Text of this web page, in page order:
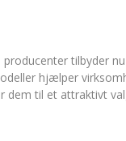
tilbyder nu
hjælper
dem til et attraktivt